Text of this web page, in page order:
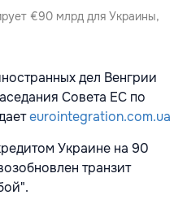
€90 млрд для Украины,
дел Венгрии
Совета ЕС по
eurointegration.com.ua
Украине на 90
транзит